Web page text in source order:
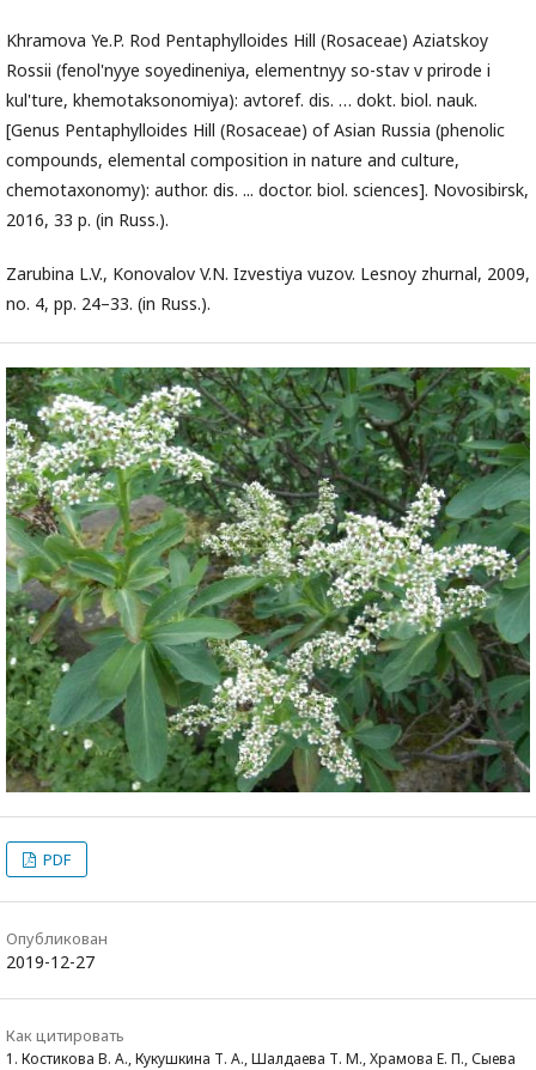
Khramova Ye.P. Rod Pentaphylloides Hill (Rosaceae) Aziatskoy
Rossii (fenol'nyye soyedineniya, elementnyy so-stav v prirode i
kul'ture, khemotaksonomiya): avtoref. dis. … dokt. biol. nauk.
[Genus Pentaphylloides Hill (Rosaceae) of Asian Russia (phenolic
compounds, elemental composition in nature and culture,
chemotaxonomy): author. dis. ... doctor. biol. sciences]. Novosibirsk,
2016, 33 p. (in Russ.).
Zarubina L.V., Konovalov V.N. Izvestiya vuzov. Lesnoy zhurnal, 2009,
no. 4, pp. 24–33. (in Russ.).
PDF
Опубликован
2019-12-27
Как цитировать
1. Костикова В. А., Кукушкина Т. А., Шалдаева Т. М., Храмова Е. П., Сыева